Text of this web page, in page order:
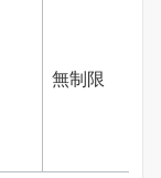
無制限